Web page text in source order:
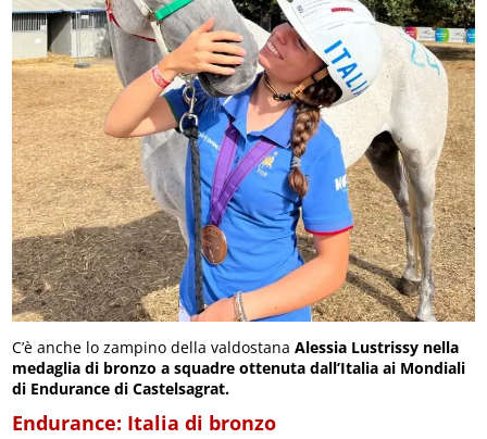
C’è anche lo zampino della valdostanaAlessia Lustrissy nella
medaglia di bronzo a squadre ottenuta dall’Italia ai Mondiali
di Endurance di Castelsagrat.
Endurance: Italia di bronzo